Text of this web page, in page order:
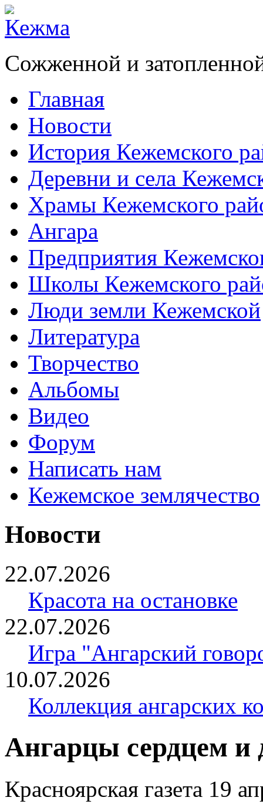
Сожженной и
Главная
Новости
История Кежемского
Деревни и села
Храмы Кежемского
Ангара
Предприятия
Школы Кежемского
Люди земли Кежемской
Литература
Творчество
Альбомы
Видео
Форум
Написать нам
Кежемское землячество
Новости
22.07.2026
Красота на остановке
22.07.2026
Игра "Ангарский
10.07.2026
Коллекция ангарских
Ангарцы сердцем и
Красноярская газета